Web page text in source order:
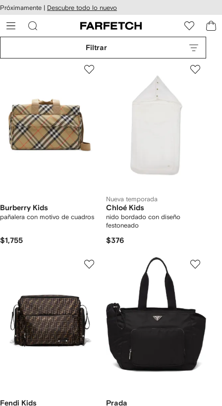
al
Próximamente | Descubre todo lo nuevo
Filtrar
Burberry Kids
pañalera con motivo de cuadros
$1,755
Nueva temporada
Chloé Kids
nido bordado con diseño
festoneado
$376
Fendi Kids Prada